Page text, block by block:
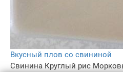
Вкусный плов со свининой
Свинина Круглый рис